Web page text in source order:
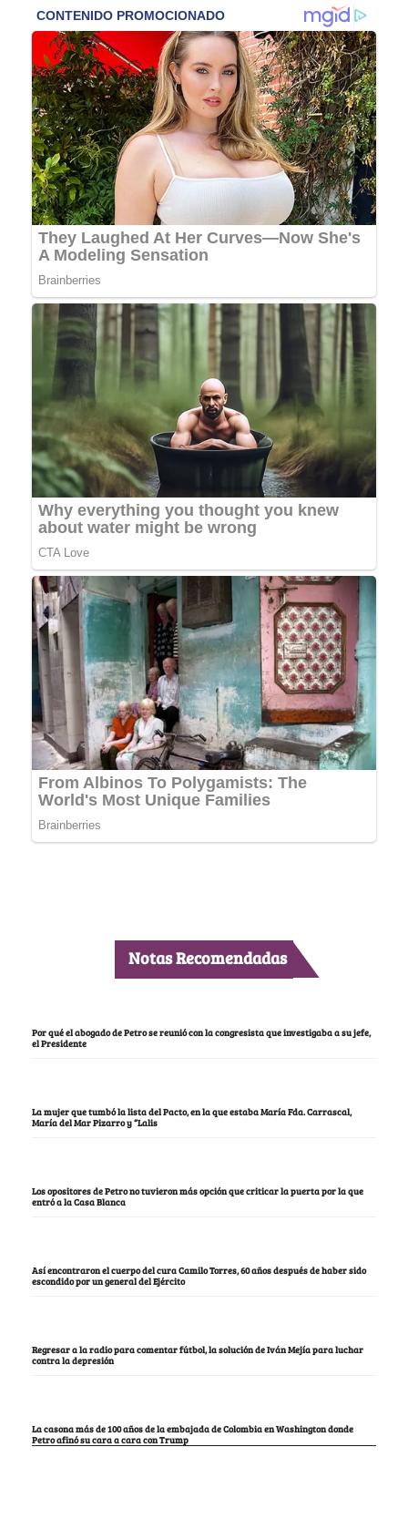
Notas Recomendadas
Por qué el abogado de Petro se reunió con la congresista que investigaba a su jefe,
el Presidente
La mujer que tumbó la lista del Pacto, en la que estaba María Fda. Carrascal,
María del Mar Pizarro y “Lalis
Los opositores de Petro no tuvieron más opción que criticar la puerta por la que
entró a la Casa Blanca
Así encontraron el cuerpo del cura Camilo Torres, 60 años después de haber sido
escondido por un general del Ejército
Regresar a la radio para comentar fútbol, la solución de Iván Mejía para luchar
contra la depresión
La casona más de 100 años de la embajada de Colombia en Washington donde
Petro afinó su cara a cara con Trump